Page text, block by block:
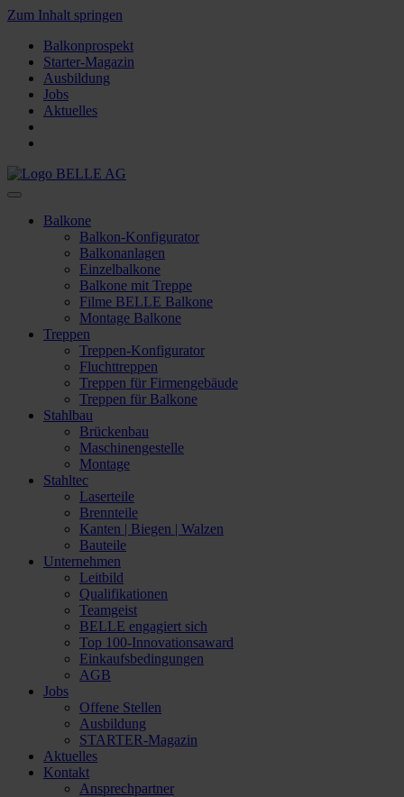
Zum Inhalt springen
Balkonprospekt
Starter-Magazin
Ausbildung
Jobs
Aktuelles
Balkone
Balkon-Konfigurator
Balkonanlagen
Einzelbalkone
Balkone mit Treppe
Filme BELLE Balkone
Montage Balkone
Treppen
Treppen-Konfigurator
Fluchttreppen
Treppen für Firmengebäude
Treppen für Balkone
Stahlbau
Brückenbau
Maschinengestelle
Montage
Stahltec
Laserteile
Brennteile
Kanten | Biegen | Walzen
Bauteile
Unternehmen
Leitbild
Qualifikationen
Teamgeist
BELLE engagiert sich
Top 100-Innovationsaward
Einkaufsbedingungen
AGB
Jobs
Offene Stellen
Ausbildung
STARTER-Magazin
Aktuelles
Kontakt
Ansprechpartner